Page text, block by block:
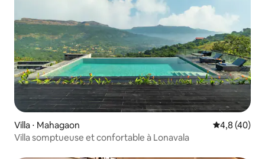
Villa ⋅ Mahagaon Évaluation
4,8 (40)
Villa somptueuse et confortable à Lonavala